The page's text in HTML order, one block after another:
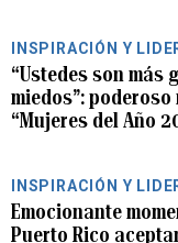
INSPIRACIÓN Y
“Ustedes son más
miedos”:
“Mujeres del Año
INSPIRACIÓN Y
Emocionante
Puerto Rico